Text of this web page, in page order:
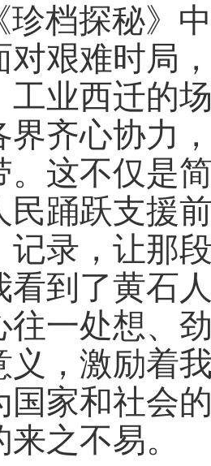
珍档探秘》
对艰难时局
工业西迁的
界齐心协力
。这不仅是
民踊跃支援
记录，让那
看到了黄石
往一处想、
义，激励着
国家和社会
之不易。